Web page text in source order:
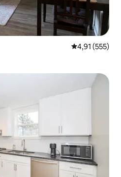
Gemiddelde
4,91 (555)